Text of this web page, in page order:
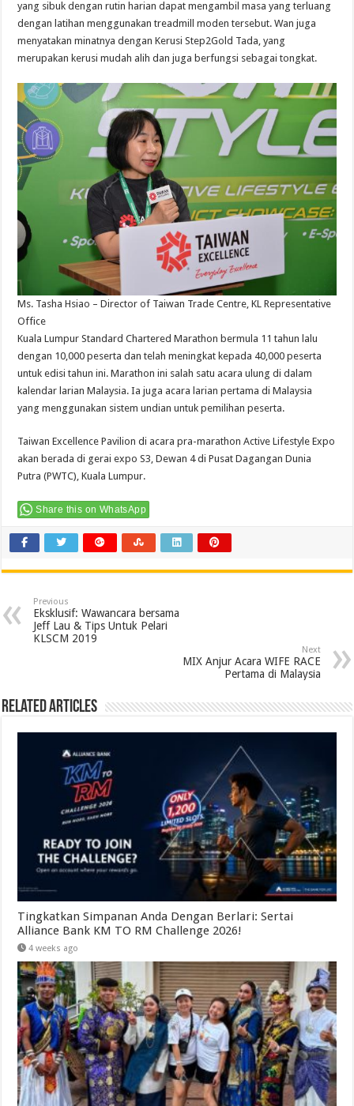
yang sibuk dengan rutin harian dapat mengambil masa yang terluang
dengan latihan menggunakan treadmill moden tersebut. Wan juga
menyatakan minatnya dengan Kerusi Step2Gold Tada, yang
merupakan kerusi mudah alih dan juga berfungsi sebagai tongkat.
Ms. Tasha Hsiao – Director of Taiwan Trade Centre, KL Representative
Office
Kuala Lumpur Standard Chartered Marathon bermula 11 tahun lalu
dengan 10,000 peserta dan telah meningkat kepada 40,000 peserta
untuk edisi tahun ini. Marathon ini salah satu acara ulung di dalam
kalendar larian Malaysia. Ia juga acara larian pertama di Malaysia
yang menggunakan sistem undian untuk pemilihan peserta.
Taiwan Excellence Pavilion di acara pra-marathon Active Lifestyle Expo
akan berada di gerai expo S3, Dewan 4 di Pusat Dagangan Dunia
Putra (PWTC), Kuala Lumpur.
Share this on WhatsApp
Previous
Eksklusif: Wawancara bersama
Jeff Lau & Tips Untuk Pelari
KLSCM 2019
Next
MIX Anjur Acara WIFE RACE
Pertama di Malaysia
Related Articles
Tingkatkan Simpanan Anda Dengan Berlari: Sertai
Alliance Bank KM TO RM Challenge 2026!
4 weeks ago